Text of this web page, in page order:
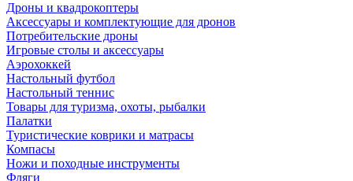
Дроны и квадрокоптеры
Аксессуары и комплектующие для дронов
Потребительские дроны
Игровые столы и аксессуары
Аэрохоккей
Настольный футбол
Настольный теннис
Товары для туризма, охоты, рыбалки
Палатки
Туристические коврики и матрасы
Компасы
Ножи и походные инструменты
Фляги